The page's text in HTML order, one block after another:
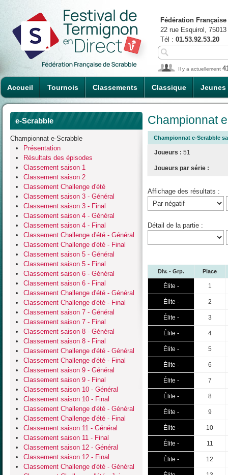
Accueil Tournois Classements Classique Jeunes
Fédération
22 rue Esquirol,
Tél : 01.53.92.53.20
Il y a actuellement
e-Scrabble
Championnat e-Scrabble
Présentation
Résultats des épisodes
Classement saison 1
Classement saison 2
Classement Challenge d'été
Classement saison 3 - Général
Classement saison 3 - Final
Classement saison 4 - Général
Classement saison 4 - Final
Classement Challenge d'été - Général
Classement Challenge d'été - Final
Classement saison 5 - Général
Classement saison 5 - Final
Classement saison 6 - Général
Classement saison 6 - Final
Classement Challenge d'été - Général
Classement Challenge d'été - Final
Classement saison 7 - Général
Classement saison 7 - Final
Classement saison 8 - Général
Classement saison 8 - Final
Classement Challenge d'été - Général
Classement Challenge d'été - Final
Classement saison 9 - Général
Classement saison 9 - Final
Classement saison 10 - Général
Classement saison 10 - Final
Classement Challenge d'été - Général
Classement Challenge d'été - Final
Classement saison 11 - Général
Classement saison 11 - Final
Classement saison 12 - Général
Classement saison 12 - Final
Classement Challenge d'été - Général
Championnat
Championnat e-Scrabble
Joueurs : 51
Joueurs par série :
Affichage des résultats :
Détail de la partie :
Div. - Grp. Place
Élite - 1
Élite - 2
Élite - 3
Élite - 4
Élite - 5
Élite - 6
Élite - 7
Élite - 8
Élite - 9
Élite - 10
Élite - 11
Élite - 12